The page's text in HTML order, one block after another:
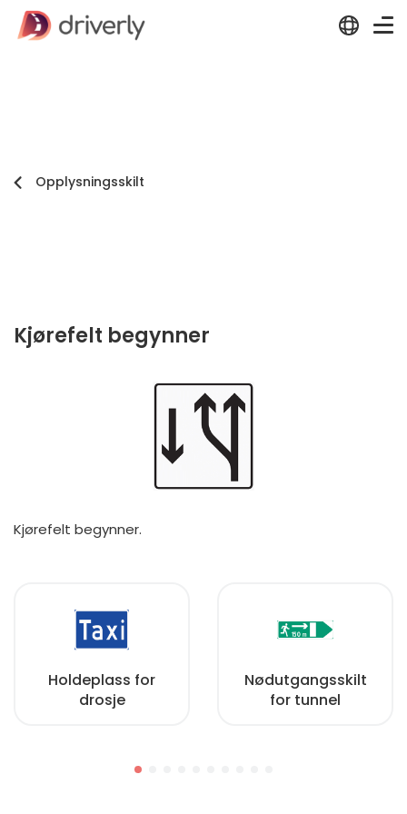
Opplysningsskilt
Kjørefelt begynner
Kjørefelt begynner.
Holdeplass for
drosje
Nødutgangsskilt
for tunnel